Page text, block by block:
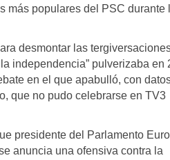
más populares del PSC durante
desmontar las
independencia” pulverizaba en
en el que apabulló, con
que no pudo celebrarse en TV3
presidente del Parlamento
anuncia una ofensiva contra la